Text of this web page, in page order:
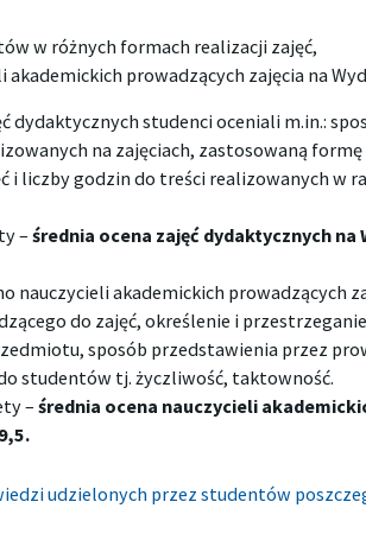
w różnych formach realizacji zajęć,
akademickich prowadzących zajęcia na
dydaktycznych studenci oceniali m.in.:
na zajęciach, zastosowaną formę
liczby godzin do treści realizowanych w
– średnia ocena zajęć dydaktycznych na
nauczycieli akademickich prowadzących
do zajęć, określenie i
sposób przedstawienia przez
studentów tj. życzliwość, taktowność.
– średnia ocena nauczycieli
udzielonych przez studentów